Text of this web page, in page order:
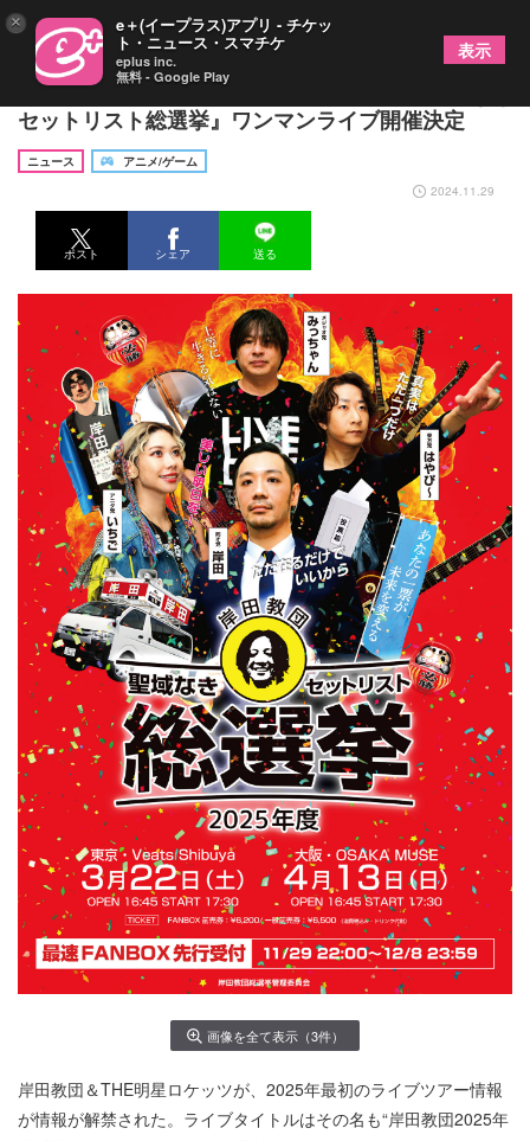
岸田教団＆THE明星ロケッツ、2025年度『聖域なき
セットリスト総選挙』ワンマンライブ開催決定
ニュース
アニメ/ゲーム
2024.11.29
ポスト シェア 送る
画像を全て表示（3件）
岸田教団＆THE明星ロケッツが、2025年最初のライブツアー情報
が情報が解禁された。ライブタイトルはその名も“岸田教団2025年
× e＋(イープラス)アプリ - チケッ
ト・ニュース・スマチケ
eplus inc.
無料 - Google Play
表示